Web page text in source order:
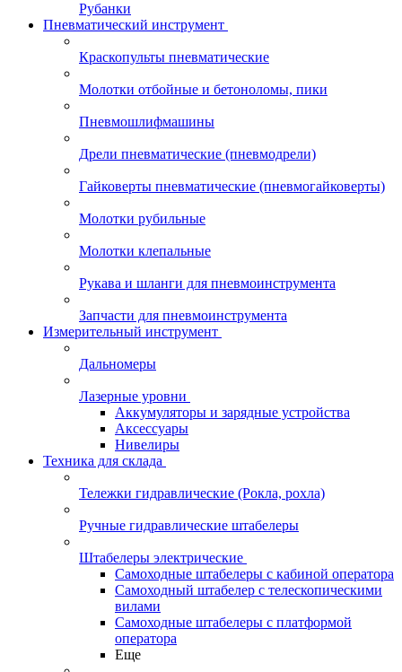
Рубанки
Пневматический инструмент
Краскопульты пневматические
Молотки отбойные и бетоноломы, пики
Пневмошлифмашины
Дрели пневматические (пневмодрели)
Гайковерты пневматические (пневмогайковерты)
Молотки рубильные
Молотки клепальные
Рукава и шланги для пневмоинструмента
Запчасти для пневмоинструмента
Измерительный инструмент
Дальномеры
Лазерные уровни
Аккумуляторы и зарядные устройства
Аксессуары
Нивелиры
Техника для склада
Тележки гидравлические (Рокла, рохла)
Ручные гидравлические штабелеры
Штабелеры электрические
Самоходные штабелеры с кабиной оператора
Самоходный штабелер с телескопическими
вилами
Самоходные штабелеры с платформой
оператора
Еще